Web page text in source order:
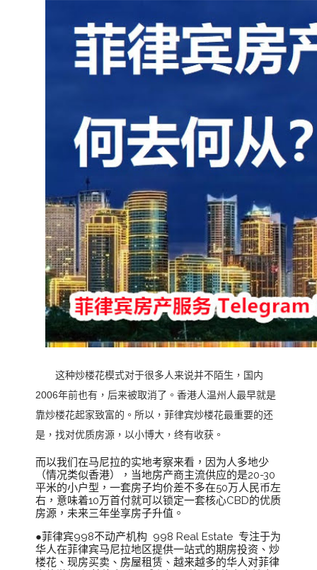
这种炒楼花模式对于很多人来说并不陌生，国内
2006年前也有，后来被取消了。香港人温州人最早就是
靠炒楼花起家致富的。所以，菲律宾炒楼花最重要的还
是，找对优质房源，以小博大，终有收获。
而以我们在马尼拉的实地考察来看，因为人多地少
（情况类似香港），当地房产商主流供应的是20-30
平米的小户型，一套房子均价差不多在50万人民币左
右，意味着10万首付就可以锁定一套核心CBD的优质
房源，未来三年坐享房子升值。
●菲律宾998不动产机构 998 Real Estate 专注于为
华人在菲律宾马尼拉地区提供一站式的期房投资、炒
楼花、现房买卖、房屋租赁、越来越多的华人对菲律